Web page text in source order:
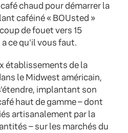
chaud pour démarrer la
caféiné « BOUsted »
de fouet vers 15
ce qu'il vous faut.
établissements de la
le Midwest américain,
implantant son
haut de gamme – dont
artisanalement par la
– sur les marchés du